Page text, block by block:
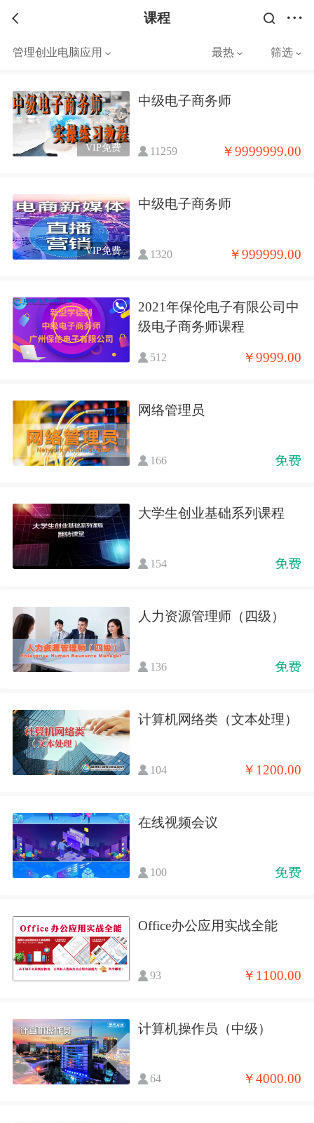
课程
管理创业电脑应用 最热 筛选
VIP免费
中级电子商务师
11259 ￥9999999.00
VIP免费
中级电子商务师
1320 ￥999999.00
2021年保伦电子有限公司中
级电子商务师课程
512 ￥9999.00
网络管理员
166 免费
大学生创业基础系列课程
154 免费
人力资源管理师（四级）
136 免费
计算机网络类（文本处理）
104 ￥1200.00
在线视频会议
100 免费
Office办公应用实战全能
93 ￥1100.00
计算机操作员（中级）
64 ￥4000.00